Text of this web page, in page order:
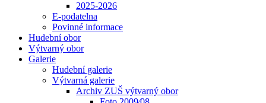
2025-2026
E-podatelna
Povinné informace
Hudební obor
Výtvarný obor
Galerie
Hudební galerie
Výtvarná galerie
Archiv ZUŠ výtvarný obor